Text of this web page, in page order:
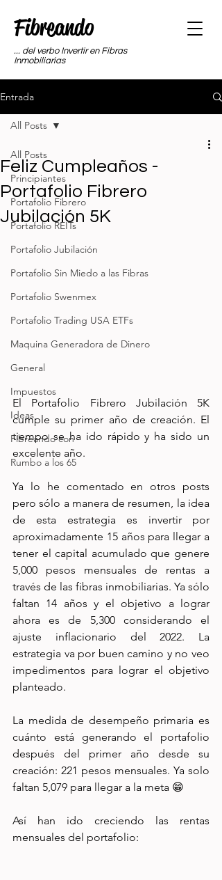
Fibreando
... del verbo Invertir en Fibras
Inmobiliarias
Entrada
All Posts
Principiantes
Portafolio Fibrero
Portafolio REITs
Portafolio Jubilación
Portafolio Sin Miedo a las Fibras
Portafolio Swenmex
Portafolio Trading USA ETFs
Maquina Generadora de Dinero
General
Impuestos
Ideas
Fibreando con
Rumbo a los 65
All Posts
Feliz Cumpleaños -
Portafolio Fibrero
Jubilación 5K
El Portafolio Fibrero Jubilación 5K
cumple su primer año de creación. El
tiempo se ha ido rápido y ha sido un
excelente año.
Ya lo he comentado en otros posts
pero sólo a manera de resumen, la idea
de esta estrategia es invertir por
aproximadamente 15 años para llegar a
tener el capital acumulado que genere
5,000 pesos mensuales de rentas a
través de las fibras inmobiliarias. Ya sólo
faltan 14 años y el objetivo a lograr
ahora es de 5,300 considerando el
ajuste inflacionario del 2022. La
estrategia va por buen camino y no veo
impedimentos para lograr el objetivo
planteado.
La medida de desempeño primaria es
cuánto está generando el portafolio
después del primer año desde su
creación: 221 pesos mensuales. Ya solo
faltan 5,079 para llegar a la meta 😁
Así han ido creciendo las rentas
mensuales del portafolio: